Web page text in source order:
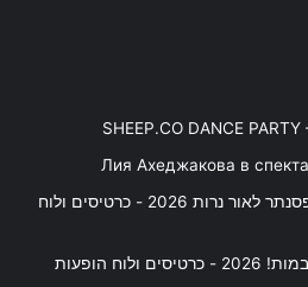
SHEEP.CO DANCE
Лия Ахеджакова в
משופן ועד AC/DC - מופע פסנתר לאור נרות 2026 - כרטיסים ולוח
הופעות